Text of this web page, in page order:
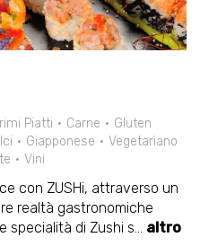
Piatti Carne
Gluten
Giapponese
Vegetariano
Vini
con ZUSHi, attraverso un
realtà gastronomiche
specialità di Zushi s... altro